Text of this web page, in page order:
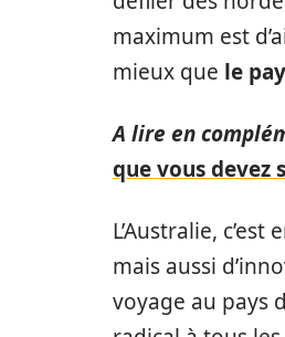
maximum est
mieux que le
A lire en
que vous devez
L’Australie,
mais aussi
voyage au pays